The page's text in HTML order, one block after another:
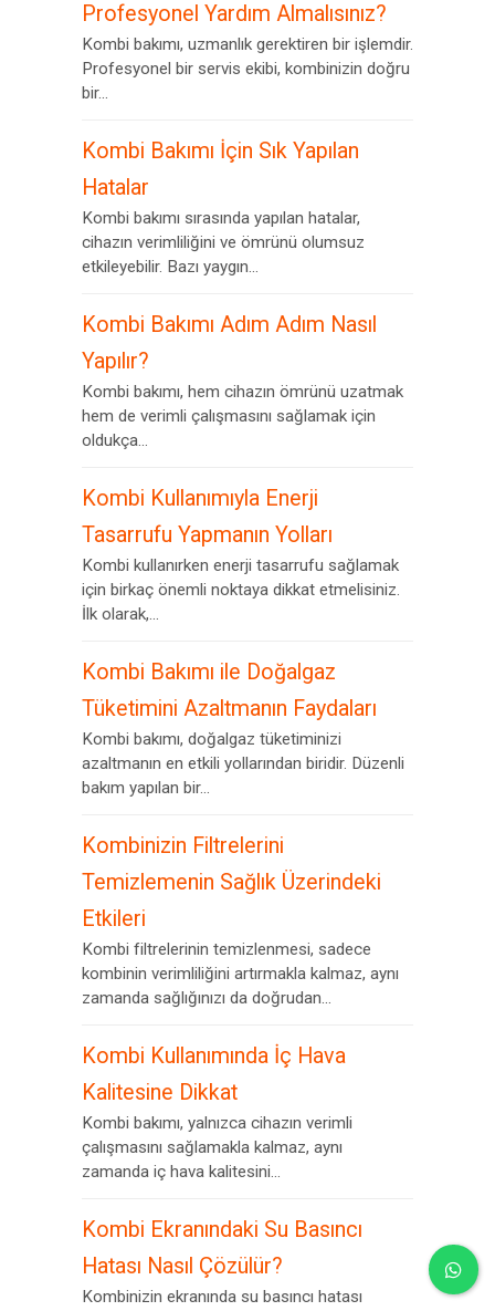
Profesyonel Yardım Almalısınız?
Kombi bakımı, uzmanlık gerektiren bir işlemdir.
Profesyonel bir servis ekibi, kombinizin doğru
bir...
Kombi Bakımı İçin Sık Yapılan
Hatalar
Kombi bakımı sırasında yapılan hatalar,
cihazın verimliliğini ve ömrünü olumsuz
etkileyebilir. Bazı yaygın...
Kombi Bakımı Adım Adım Nasıl
Yapılır?
Kombi bakımı, hem cihazın ömrünü uzatmak
hem de verimli çalışmasını sağlamak için
oldukça...
Kombi Kullanımıyla Enerji
Tasarrufu Yapmanın Yolları
Kombi kullanırken enerji tasarrufu sağlamak
için birkaç önemli noktaya dikkat etmelisiniz.
İlk olarak,...
Kombi Bakımı ile Doğalgaz
Tüketimini Azaltmanın Faydaları
Kombi bakımı, doğalgaz tüketiminizi
azaltmanın en etkili yollarından biridir. Düzenli
bakım yapılan bir...
Kombinizin Filtrelerini
Temizlemenin Sağlık Üzerindeki
Etkileri
Kombi filtrelerinin temizlenmesi, sadece
kombinin verimliliğini artırmakla kalmaz, aynı
zamanda sağlığınızı da doğrudan...
Kombi Kullanımında İç Hava
Kalitesine Dikkat
Kombi bakımı, yalnızca cihazın verimli
çalışmasını sağlamakla kalmaz, aynı
zamanda iç hava kalitesini...
Kombi Ekranındaki Su Basıncı
Hatası Nasıl Çözülür?
Kombinizin ekranında su basıncı hatası